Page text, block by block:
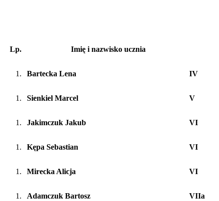
Lp. Imię i nazwisko ucznia
Bartecka Lena IV
Sienkiel Marcel V
Jakimczuk Jakub VI
Kępa Sebastian VI
Mirecka Alicja VI
Adamczuk Bartosz VIIa